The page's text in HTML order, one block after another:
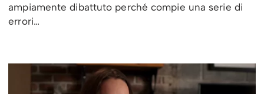
ampiamente dibattuto perché compie una serie di
errori…